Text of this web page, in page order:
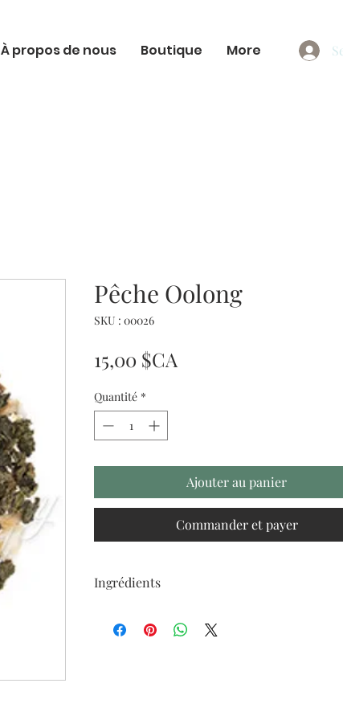
À propos de nous Boutique More
Pêche Oolong
SKU : 00026
15,00 $CA
Quantité *
Ajouter au panier
Commander et payer
Ingrédients
Calendula + Tournesol + Pétales de Souci, Arômes